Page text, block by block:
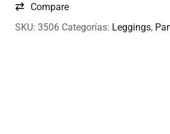
Compare
SKU: 3506 Categorías: Leggings,